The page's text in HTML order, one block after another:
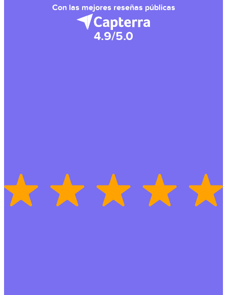
Con las mejores reseñas públicas
4.9/5.0